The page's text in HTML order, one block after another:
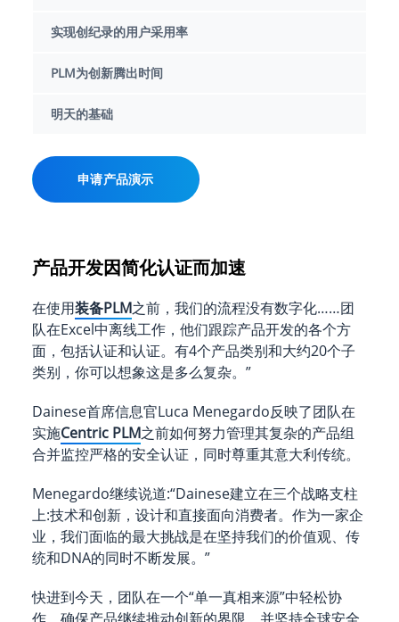
实现创纪录的用户采用率
PLM为创新腾出时间
明天的基础
申请产品演示
产品开发因简化认证而加速
在使用装备PLM之前，我们的流程没有数字化……团
队在Excel中离线工作，他们跟踪产品开发的各个方
面，包括认证和认证。有4个产品类别和大约20个子
类别，你可以想象这是多么复杂。”
Dainese首席信息官Luca Menegardo反映了团队在
实施Centric PLM之前如何努力管理其复杂的产品组
合并监控严格的安全认证，同时尊重其意大利传统。
Menegardo继续说道:“Dainese建立在三个战略支柱
上:技术和创新，设计和直接面向消费者。作为一家企
业，我们面临的最大挑战是在坚持我们的价值观、传
统和DNA的同时不断发展。”
快进到今天，团队在一个“单一真相来源”中轻松协